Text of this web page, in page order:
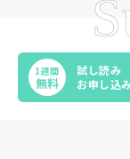
1週間
無料
試し読み
お申し込